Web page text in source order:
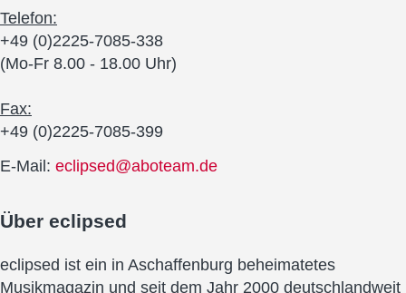
Telefon:
+49 (0)2225-7085-338
(Mo-Fr 8.00 - 18.00 Uhr)
Fax:
+49 (0)2225-7085-399
E-Mail: eclipsed@aboteam.de
Über eclipsed
eclipsed ist ein in Aschaffenburg beheimatetes
Musikmagazin und seit dem Jahr 2000 deutschlandweit